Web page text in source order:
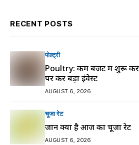
RECENT POSTS
पोल्ट्री
Poultry: कम बजट में शुरू करें
पर करें बड़ा इंवेस्ट
AUGUST 6, 2026
चूजा रेट
जानें क्या है आज का चूजा रेट
AUGUST 6, 2026